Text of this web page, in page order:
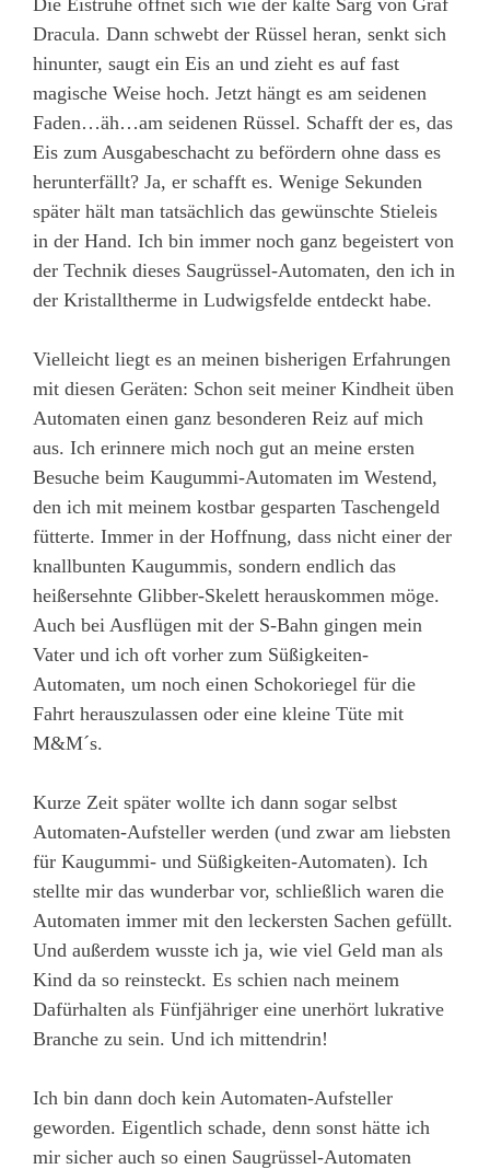
Dracula. Dann schwebt der Rüssel heran, senkt sich
hinunter, saugt ein Eis an und zieht es auf fast
magische Weise hoch. Jetzt hängt es am seidenen
Faden…äh…am seidenen Rüssel. Schafft der es, das
Eis zum Ausgabeschacht zu befördern ohne dass es
herunterfällt? Ja, er schafft es. Wenige Sekunden
später hält man tatsächlich das gewünschte Stieleis
in der Hand. Ich bin immer noch ganz begeistert von
der Technik dieses Saugrüssel-Automaten, den ich in
der Kristalltherme in Ludwigsfelde entdeckt habe.
Vielleicht liegt es an meinen bisherigen Erfahrungen
mit diesen Geräten: Schon seit meiner Kindheit üben
Automaten einen ganz besonderen Reiz auf mich
aus. Ich erinnere mich noch gut an meine ersten
Besuche beim Kaugummi-Automaten im Westend,
den ich mit meinem kostbar gesparten Taschengeld
fütterte. Immer in der Hoffnung, dass nicht einer der
knallbunten Kaugummis, sondern endlich das
heißersehnte Glibber-Skelett herauskommen möge.
Auch bei Ausflügen mit der S-Bahn gingen mein
Vater und ich oft vorher zum Süßigkeiten-
Automaten, um noch einen Schokoriegel für die
Fahrt herauszulassen oder eine kleine Tüte mit
M&M´s.
Kurze Zeit später wollte ich dann sogar selbst
Automaten-Aufsteller werden (und zwar am liebsten
für Kaugummi- und Süßigkeiten-Automaten). Ich
stellte mir das wunderbar vor, schließlich waren die
Automaten immer mit den leckersten Sachen gefüllt.
Und außerdem wusste ich ja, wie viel Geld man als
Kind da so reinsteckt. Es schien nach meinem
Dafürhalten als Fünfjähriger eine unerhört lukrative
Branche zu sein. Und ich mittendrin!
Ich bin dann doch kein Automaten-Aufsteller
geworden. Eigentlich schade, denn sonst hätte ich
mir sicher auch so einen Saugrüssel-Automaten